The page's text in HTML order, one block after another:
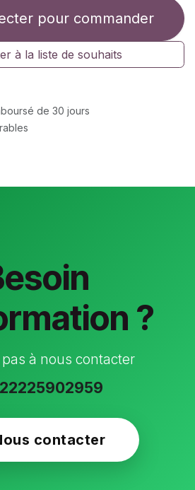
pour commander
à la liste de souhaits
de 30 jours
?
à nous contacter
contacter